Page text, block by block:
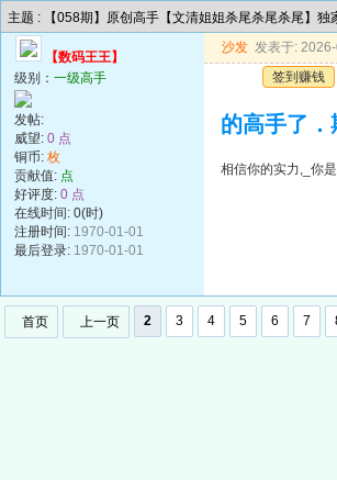
主题 : 【058期】原创高手【文清姐姐杀尾杀尾杀尾】独
【数码王王】
级别： 一级高手
发帖:
威望: 0 点
铜币: 枚
贡献值: 点
好评度: 0 点
在线时间: 0(时)
注册时间: 1970-01-01
最后登录: 1970-01-01
沙发 发表于:
签到赚钱
的高手了
相信你的实力,_你
首页 上一页 2 3 4 5 6 7